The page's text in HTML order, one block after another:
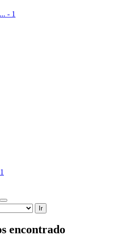
- 1
1
Ir
encontrado